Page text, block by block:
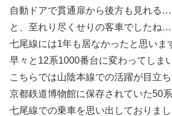
自動ドアで貫通扉から後方も見れる…
と、至れり尽くせりの客車でしたね…
七尾線には1年も居なかったと思いま
早々と12系1000番台に変わってしま
こちらでは山陰本線での活躍が目立ち
京都鉄道博物館に保存されていた50系
七尾線での乗車を思い出しておりま